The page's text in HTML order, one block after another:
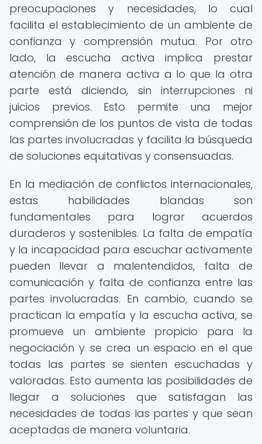
preocupaciones y necesidades, lo cual
facilita el establecimiento de un ambiente de
confianza y comprensión mutua. Por otro
lado, la escucha activa implica prestar
atención de manera activa a lo que la otra
parte está diciendo, sin interrupciones ni
juicios previos. Esto permite una mejor
comprensión de los puntos de vista de todas
las partes involucradas y facilita la búsqueda
de soluciones equitativas y consensuadas.
En la mediación de conflictos internacionales,
estas habilidades blandas son
fundamentales para lograr acuerdos
duraderos y sostenibles. La falta de empatía
y la incapacidad para escuchar activamente
pueden llevar a malentendidos, falta de
comunicación y falta de confianza entre las
partes involucradas. En cambio, cuando se
practican la empatía y la escucha activa, se
promueve un ambiente propicio para la
negociación y se crea un espacio en el que
todas las partes se sienten escuchadas y
valoradas. Esto aumenta las posibilidades de
llegar a soluciones que satisfagan las
necesidades de todas las partes y que sean
aceptadas de manera voluntaria.